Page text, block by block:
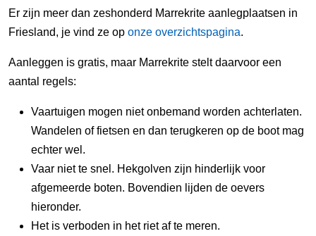
Er zijn meer dan zeshonderd Marrekrite aanlegplaatsen in
Friesland, je vind ze op onze overzichtspagina.
Aanleggen is gratis, maar Marrekrite stelt daarvoor een
aantal regels:
Vaartuigen mogen niet onbemand worden achterlaten.
Wandelen of fietsen en dan terugkeren op de boot mag
echter wel.
Vaar niet te snel. Hekgolven zijn hinderlijk voor
afgemeerde boten. Bovendien lijden de oevers
hieronder.
Het is verboden in het riet af te meren.